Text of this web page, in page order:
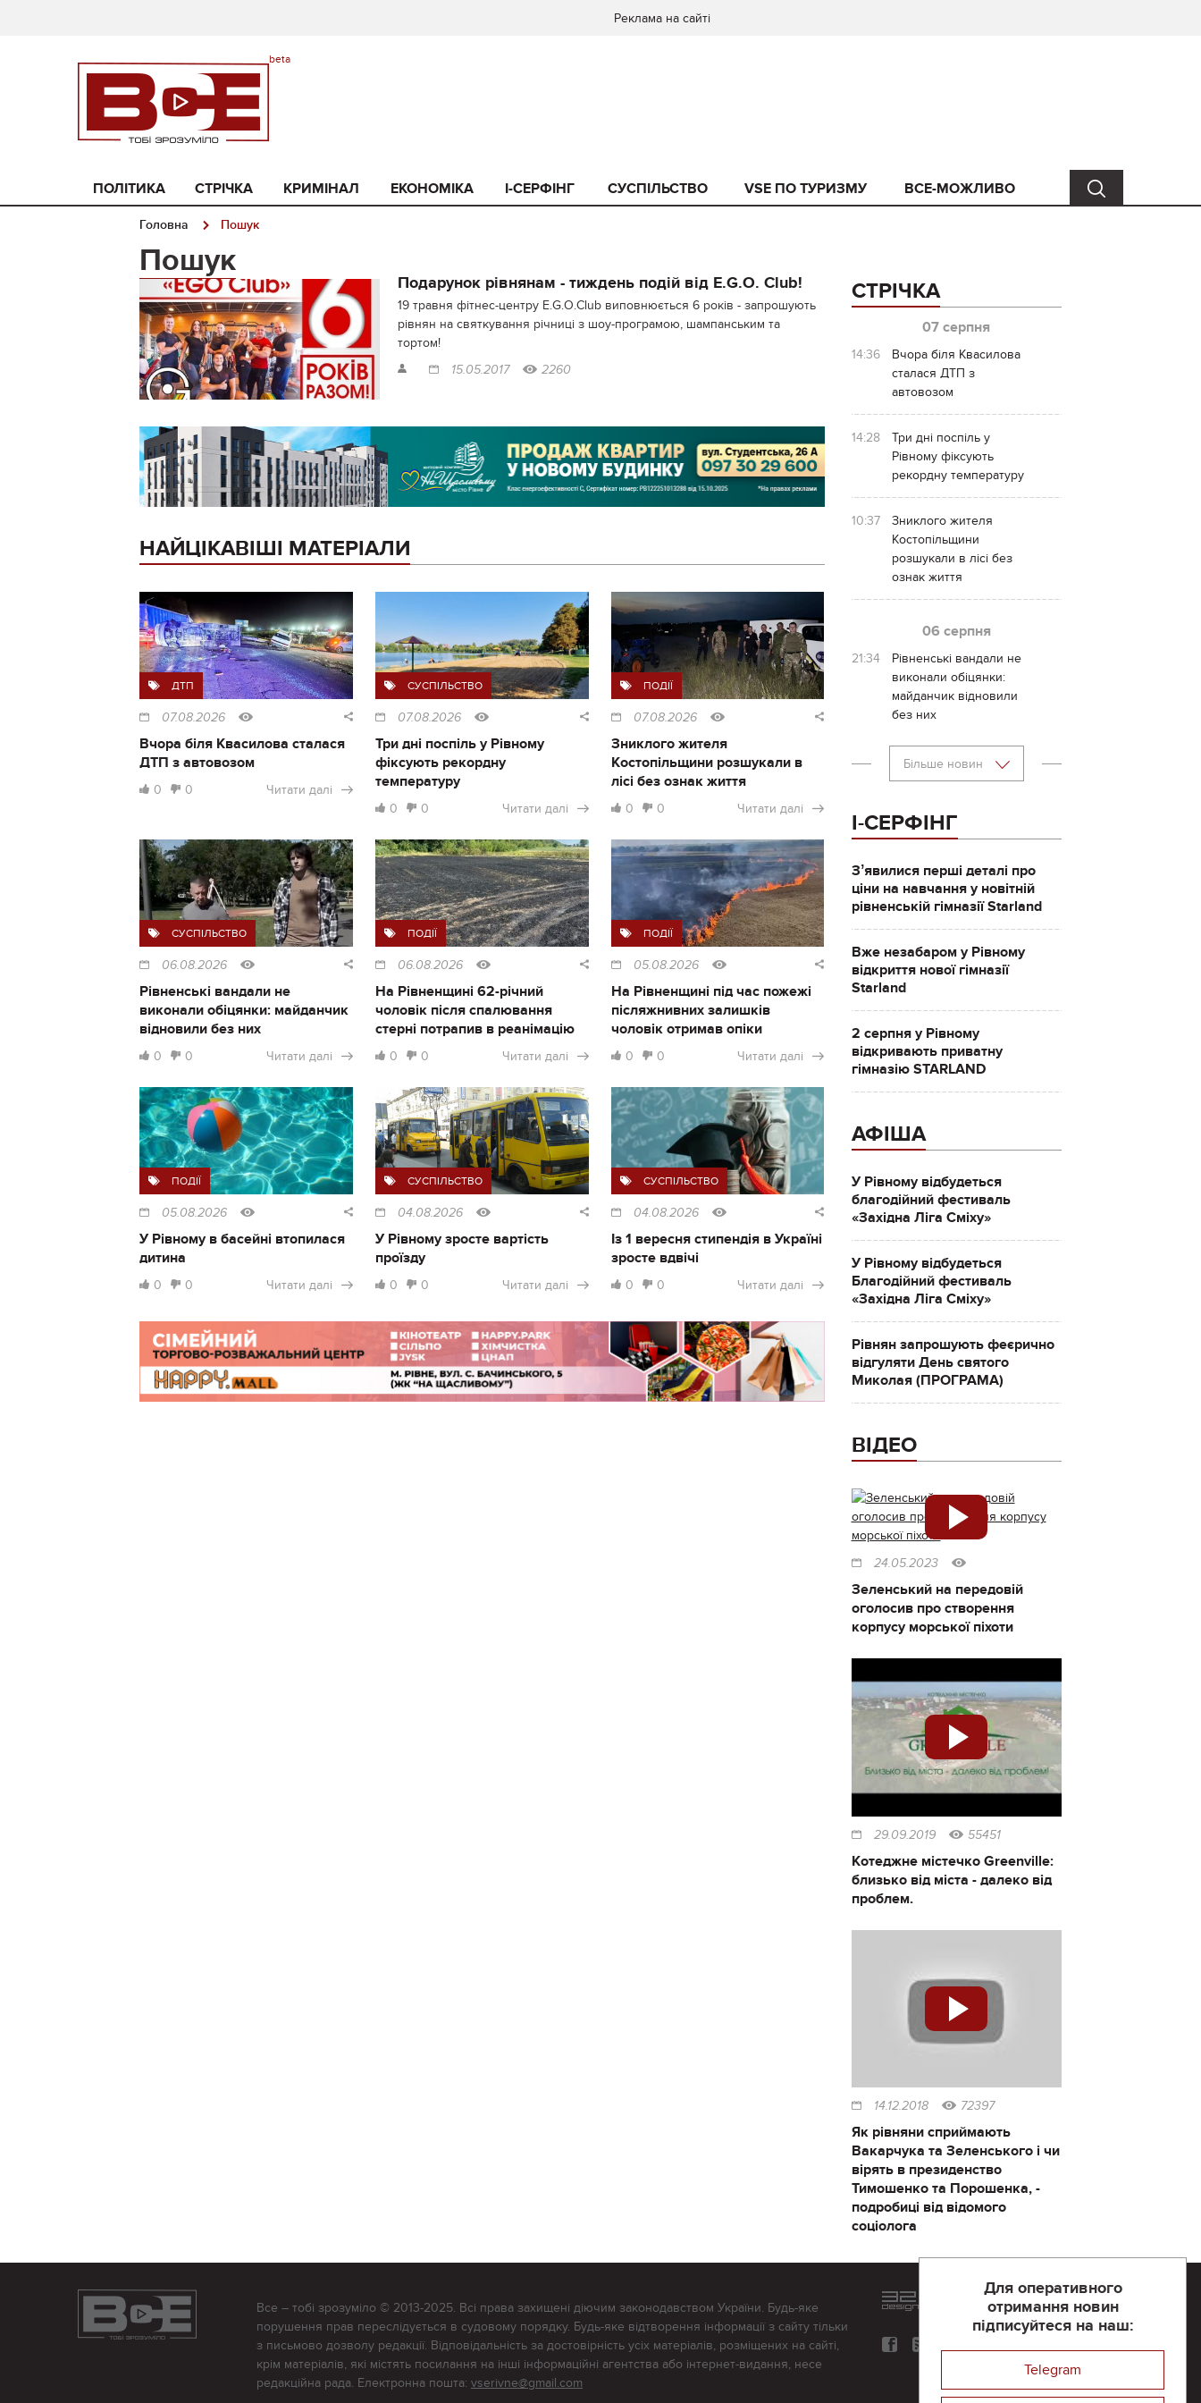
Реклама на сайті
ПОЛІТИКА СТРІЧКА КРИМІНАЛ ЕКОНОМІКА I-СЕРФІНГ СУСПІЛЬСТВО VSE ПО ТУРИЗМУ ВСЕ-МОЖЛИВО
Головна Пошук
Пошук
Подарунок рівнянам - тиждень подій від E.G.O. Club!
19 травня фітнес-центру E.G.O.Club виповнюється 6 років - запрошують
рівнян на святкування річниці з шоу-програмою, шампанським та
тортом!
15.05.2017 2260
НАЙЦІКАВІШІ МАТЕРІАЛИ
ДТП
07.08.2026
Вчора біля Квасилова сталася
ДТП з автовозом
0 0 Читати далі
СУСПІЛЬСТВО
07.08.2026
Три дні поспіль у Рівному
фіксують рекордну
температуру
0 0 Читати далі
ПОДІЇ
07.08.2026
Зниклого жителя
Костопільщини розшукали в
лісі без ознак життя
0 0 Читати далі
СУСПІЛЬСТВО
06.08.2026
Рівненські вандали не
виконали обіцянки: майданчик
відновили без них
0 0 Читати далі
ПОДІЇ
06.08.2026
На Рівненщині 62-річний
чоловік після спалювання
стерні потрапив в реанімацію
0 0 Читати далі
ПОДІЇ
05.08.2026
На Рівненщині під час пожежі
післяжнивних залишків
чоловік отримав опіки
0 0 Читати далі
ПОДІЇ
05.08.2026
У Рівному в басейні втопилася
дитина
0 0 Читати далі
СУСПІЛЬСТВО
04.08.2026
У Рівному зросте вартість
проїзду
0 0 Читати далі
СУСПІЛЬСТВО
04.08.2026
Із 1 вересня стипендія в Україні
зросте вдвічі
0 0 Читати далі
СТРІЧКА
07 серпня
14:36
Вчора біля Квасилова
сталася ДТП з
автовозом
14:28
Три дні поспіль у
Рівному фіксують
рекордну температуру
10:37
Зниклого жителя
Костопільщини
розшукали в лісі без
ознак життя
06 серпня
21:34
Рівненські вандали не
виконали обіцянки:
майданчик відновили
без них
Більше новин
І-СЕРФІНГ
Зʼявилися перші деталі про
ціни на навчання у новітній
рівненській гімназії Starland
Вже незабаром у Рівному
відкриття нової гімназії
Starland
2 серпня у Рівному
відкривають приватну
гімназію STARLAND
АФІША
У Рівному відбудеться
благодійний фестиваль
«Західна Ліга Сміху»
У Рівному відбудеться
Благодійний фестиваль
«Західна Ліга Сміху»
Рівнян запрошують феєрично
відгуляти День святого
Миколая (ПРОГРАМА)
ВІДЕО
24.05.2023
Зеленський на передовій
оголосив про створення
корпусу морської піхоти
29.09.2019 55451
Котеджне містечко Greenville:
близько від міста - далеко від
проблем.
14.12.2018 72397
Як рівняни сприймають
Вакарчука та Зеленського і чи
вірять в президенство
Тимошенко та Порошенка, -
подробиці від відомого
соціолога
Для оперативного
отримання новин
підписуйтеся на наш:
Telegram
Все – тобі зрозуміло © 2013-2025. Всі права захищені діючим законодавством України. Будь-яке
порушення прав переслідується в судовому порядку. Будь-яке відтворення інформації з сайту тільки
з письмово дозволу редакції. Відповідальність за достовірність усіх матеріалів, розміщених на сайті,
крім матеріалів, які містять посилання на інші інформаційні агентства або інтернет-видання, несе
редакційна рада. Електронна пошта: vserivne@gmail.com
Розроблений та підтримується
компанії 32х32